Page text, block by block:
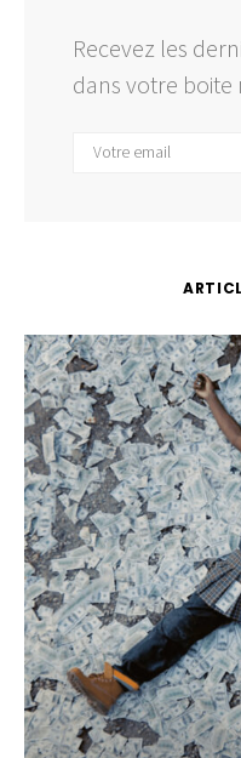
Recevez les
dans votre boite